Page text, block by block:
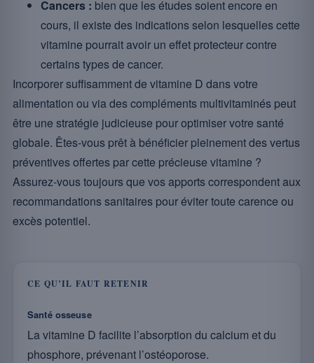
Cancers : bien que les études soient encore en
cours, il existe des indications selon lesquelles cette
vitamine pourrait avoir un effet protecteur contre
certains types de cancer.
Incorporer suffisamment de vitamine D dans votre
alimentation ou via des compléments multivitaminés peut
être une stratégie judicieuse pour optimiser votre santé
globale. Êtes-vous prêt à bénéficier pleinement des vertus
préventives offertes par cette précieuse vitamine ?
Assurez-vous toujours que vos apports correspondent aux
recommandations sanitaires pour éviter toute carence ou
excès potentiel.
CE QU’IL FAUT RETENIR
Santé osseuse
La vitamine D facilite l’absorption du calcium et du
phosphore, prévenant l’ostéoporose.